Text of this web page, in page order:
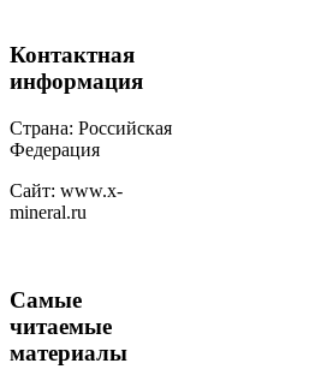
Контактная
информация
Страна: Российская
Федерация
Сайт: www.x-
mineral.ru
Самые
читаемые
материалы